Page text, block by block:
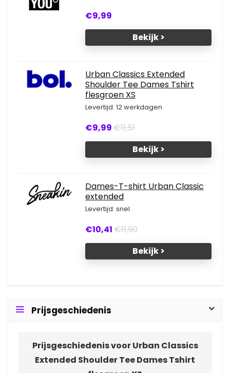
€9,99
Bekijk >
Urban Classics Extended
Shoulder Tee Dames Tshirt
flesgroen XS
Levertijd: 12 werkdagen
€9,99€11,51
Bekijk >
Dames-T-shirt Urban Classic
extended
Levertijd: snel
€10,41€11,90
Bekijk >
Prijsgeschiedenis
Prijsgeschiedenis voor Urban Classics
Extended Shoulder Tee Dames Tshirt